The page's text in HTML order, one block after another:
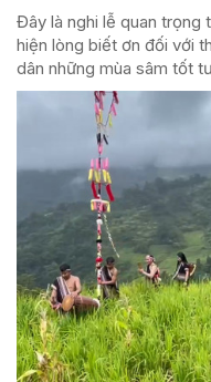
Đây là nghi lễ quan trọng
hiện lòng biết ơn đối với
dân những mùa sâm tốt